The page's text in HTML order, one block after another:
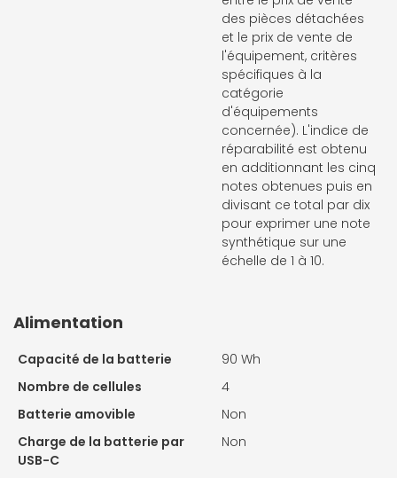
des pièces détachées
et le prix de vente de
l'équipement, critères
spécifiques à la
catégorie
d'équipements
concernée). L'indice de
réparabilité est obtenu
en additionnant les cinq
notes obtenues puis en
divisant ce total par dix
pour exprimer une note
synthétique sur une
échelle de 1 à 10.
Alimentation
Capacité de la batterie
90 Wh
Nombre de cellules
4
Batterie amovible
Non
Charge de la batterie par
USB-C
Non